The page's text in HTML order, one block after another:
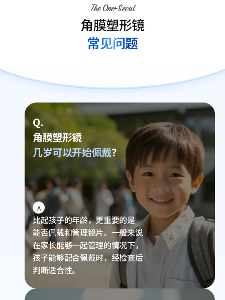
The One Seoul
角膜塑形镜
常见问题
Q.
角膜塑形镜
几岁可以开始佩戴？
A
比起孩子的年龄，更重要的是
能否佩戴和管理镜片。 一般来说
在家长能够一起管理的情况下，
孩子能够配合佩戴时，经检查后
判断适合性。